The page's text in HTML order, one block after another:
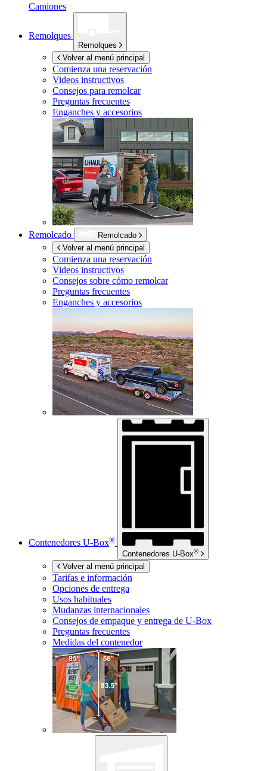
Camiones
Remolques
Remolques
Volver al menú principal
Comienza una reservación
Videos instructivos
Consejos para remolcar
Preguntas frecuentes
Enganches y accesorios
Remolcado
Remolcado
Volver al menú principal
Comienza una reservación
Videos instructivos
Consejos sobre cómo remolcar
Preguntas frecuentes
Enganches y accesorios
Contenedores U-Box®
Contenedores U-Box®
Volver al menú principal
Tarifas e información
Opciones de entrega
Usos habituales
Mudanzas internacionales
Consejos de empaque y entrega de U-Box
Preguntas frecuentes
Medidas del contenedor